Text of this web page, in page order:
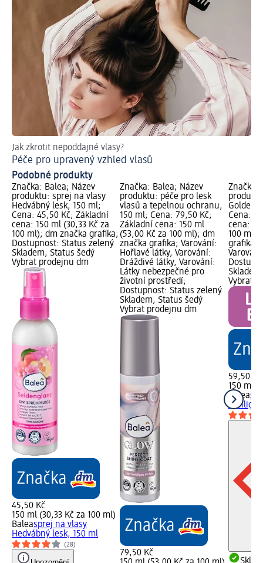
Jak zkrotit nepoddajné vlasy?
Péče pro upravený vzhled vlasů
Podobné produkty
Značka: Balea; Název
produktu: sprej na vlasy
Hedvábný lesk, 150 ml;
Cena: 45,50 Kč; Základní
cena: 150 ml (30,33 Kč za
100 ml); dm značka grafika;
Dostupnost: Status zelený
Skladem, Status šedý
Vybrat prodejnu dm
45,50 Kč
150 ml (30,33 Kč za 100 ml)
Baleasprej na vlasy
Hedvábný lesk, 150 ml
(28)
Značka: Balea; Název
produktu: péče pro lesk
vlasů a tepelnou ochranu,
150 ml; Cena: 79,50 Kč;
Základní cena: 150 ml
(53,00 Kč za 100 ml); dm
značka grafika; Varování:
Hořlavé látky, Varování:
Dráždivé látky, Varování:
Látky nebezpečné pro
životní prostředí;
Dostupnost: Status zelený
Skladem, Status šedý
Vybrat prodejnu dm
79,50 Kč
Značka:
Golden
Cena:
cena:
100 ml);
grafika,
Vybrat
59,50 Kč
150 ml
Balea